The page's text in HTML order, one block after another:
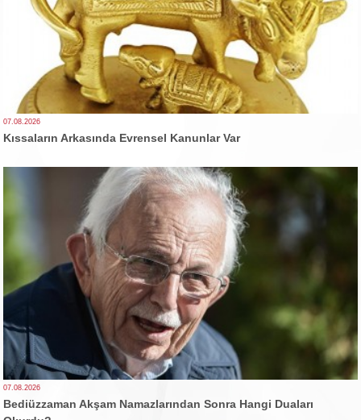
07.08.2026
Kıssaların Arkasında Evrensel Kanunlar Var
07.08.2026
Bediüzzaman Akşam Namazlarından Sonra Hangi Duaları